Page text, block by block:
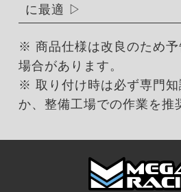
に最適
※ 商品仕様は改良のため予
場合があります。
※ 取り付け時は必ず専門知
か、整備工場での作業を推